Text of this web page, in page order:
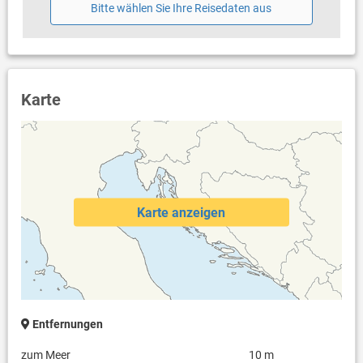
Waschmaschine in der Unterkunft
Bitte wählen Sie Ihre Reisedaten aus
Karte
Karte anzeigen
Entfernungen
zum Meer 10 m